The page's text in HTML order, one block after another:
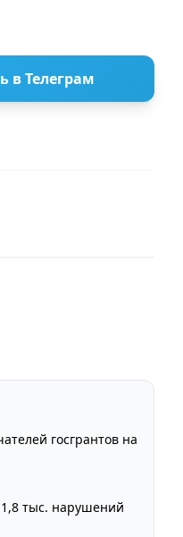
в Телеграм
госгрантов на
тыс. нарушений